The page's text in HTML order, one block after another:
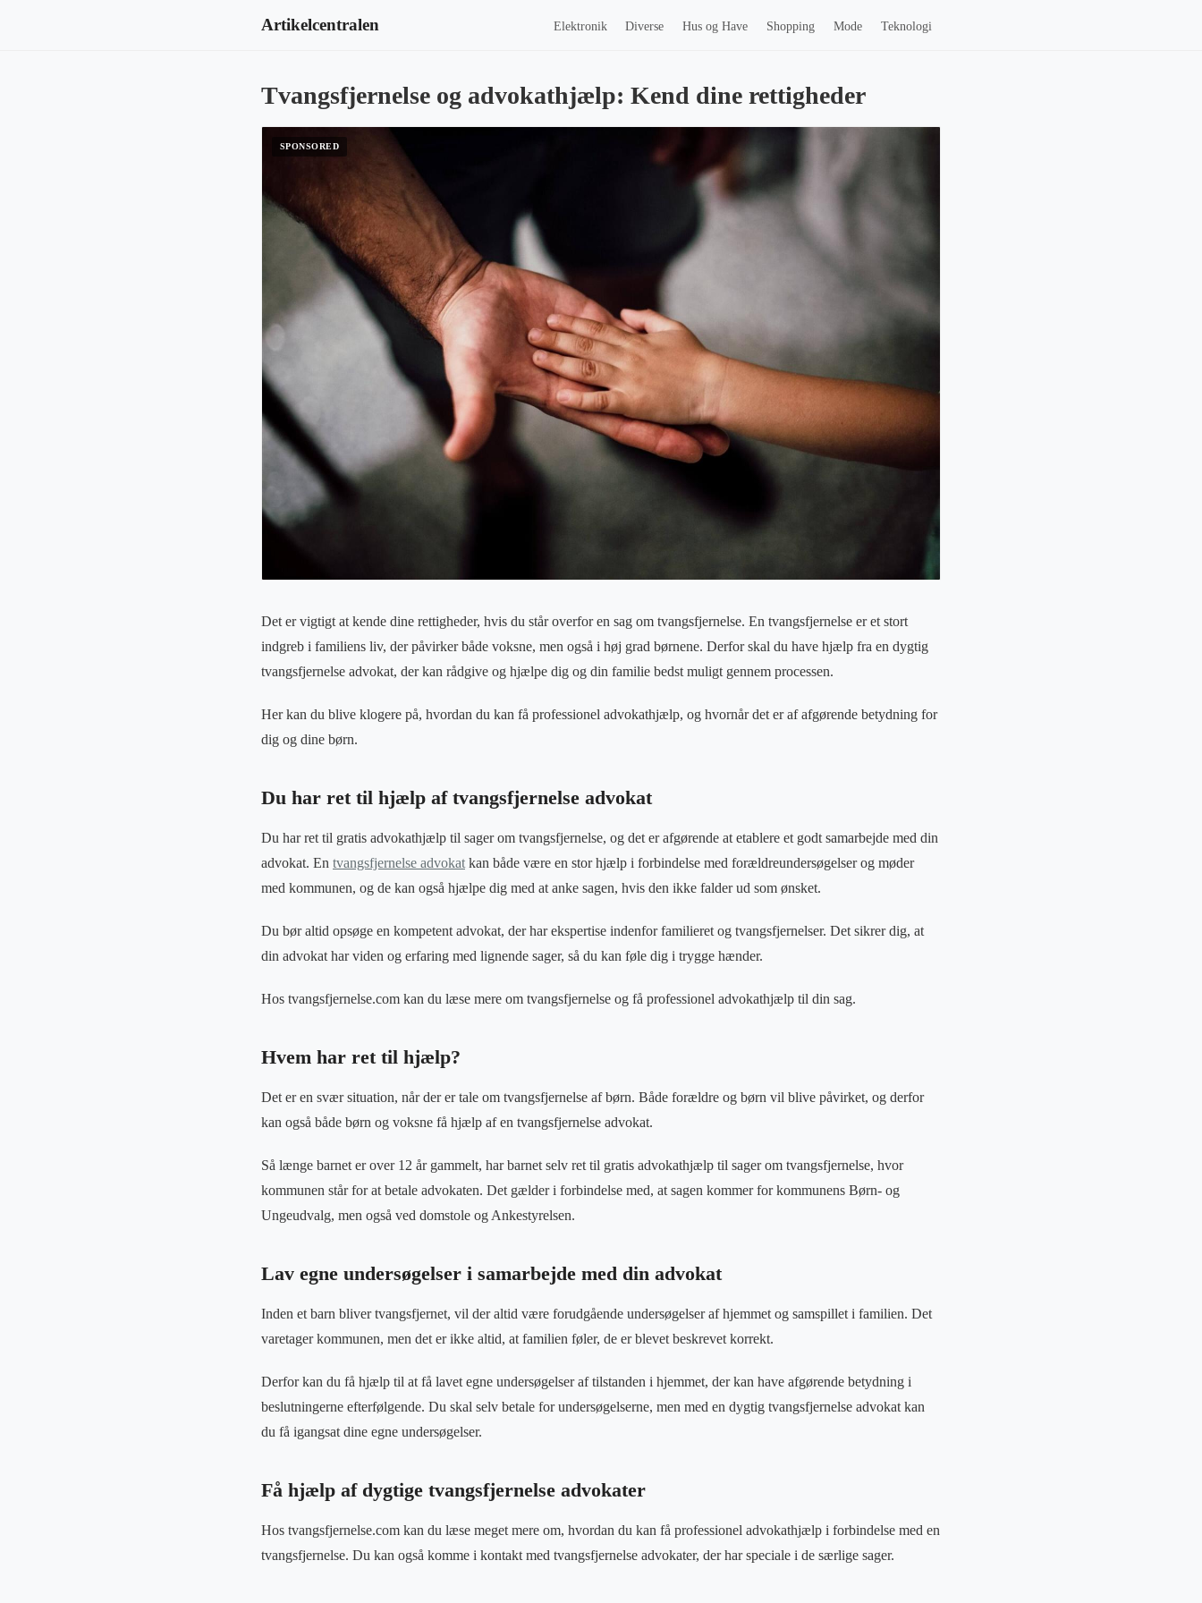
Artikelcentralen Elektronik Diverse Hus og Have Shopping Mode Teknologi
Tvangsfjernelse og advokathjælp: Kend dine rettigheder
Det er vigtigt at kende dine rettigheder, hvis du står overfor en sag om tvangsfjernelse. En tvangsfjernelse er et stort
indgreb i familiens liv, der påvirker både voksne, men også i høj grad børnene. Derfor skal du have hjælp fra en dygtig
tvangsfjernelse advokat, der kan rådgive og hjælpe dig og din familie bedst muligt gennem processen.
Her kan du blive klogere på, hvordan du kan få professionel advokathjælp, og hvornår det er af afgørende betydning for
dig og dine børn.
Du har ret til hjælp af tvangsfjernelse advokat
Du har ret til gratis advokathjælp til sager om tvangsfjernelse, og det er afgørende at etablere et godt samarbejde med din
advokat. En tvangsfjernelse advokat kan både være en stor hjælp i forbindelse med forældreundersøgelser og møder
med kommunen, og de kan også hjælpe dig med at anke sagen, hvis den ikke falder ud som ønsket.
Du bør altid opsøge en kompetent advokat, der har ekspertise indenfor familieret og tvangsfjernelser. Det sikrer dig, at
din advokat har viden og erfaring med lignende sager, så du kan føle dig i trygge hænder.
Hos tvangsfjernelse.com kan du læse mere om tvangsfjernelse og få professionel advokathjælp til din sag.
Hvem har ret til hjælp?
Det er en svær situation, når der er tale om tvangsfjernelse af børn. Både forældre og børn vil blive påvirket, og derfor
kan også både børn og voksne få hjælp af en tvangsfjernelse advokat.
Så længe barnet er over 12 år gammelt, har barnet selv ret til gratis advokathjælp til sager om tvangsfjernelse, hvor
kommunen står for at betale advokaten. Det gælder i forbindelse med, at sagen kommer for kommunens Børn- og
Ungeudvalg, men også ved domstole og Ankestyrelsen.
Lav egne undersøgelser i samarbejde med din advokat
Inden et barn bliver tvangsfjernet, vil der altid være forudgående undersøgelser af hjemmet og samspillet i familien. Det
varetager kommunen, men det er ikke altid, at familien føler, de er blevet beskrevet korrekt.
Derfor kan du få hjælp til at få lavet egne undersøgelser af tilstanden i hjemmet, der kan have afgørende betydning i
beslutningerne efterfølgende. Du skal selv betale for undersøgelserne, men med en dygtig tvangsfjernelse advokat kan
du få igangsat dine egne undersøgelser.
Få hjælp af dygtige tvangsfjernelse advokater
Hos tvangsfjernelse.com kan du læse meget mere om, hvordan du kan få professionel advokathjælp i forbindelse med en
tvangsfjernelse. Du kan også komme i kontakt med tvangsfjernelse advokater, der har speciale i de særlige sager.